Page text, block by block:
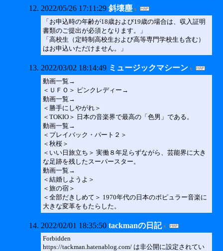
2022/05/26 17:11:29 斜壊塵
「お申込時の年齢が18歳および19歳の場合は、収入証明
書類のご提出が必須となります。」
「高校生（定時制高校生および高等専門学校生も含む）
はお申込いただけません。」
2022/03/02 18:14:49 ミュージックマシーン
動画一覧→
＜ＵＦＯ＞ ピンクレディー→
動画一覧→
＜勝手にしやがれ＞
＜TOKIO＞ 日本の音楽界で最高の「色男」である。
動画一覧→
＜プレイバック・パート２＞
＜秋桜＞
＜いい日旅立ち＞ 実働８年足らずながら、芸能界に大き
な足跡を残したスーパースター。
動画一覧→
＜結婚しようよ＞
＜旅の宿＞
＜全部だきしめて＞ 1970年代の日本のポピュラー音楽に
大きな変革をもたらした。
2022/02/01 18:35:50 tackmanの日記
Forbidden
https://tackman.hatenablog.com/ は非公開に設定されてい